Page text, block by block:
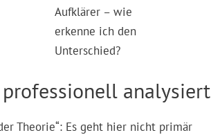
Aufklärer – wie
erkenne ich den
Unterschied?
analysiert
Theorie“: Es geht hier nicht primär